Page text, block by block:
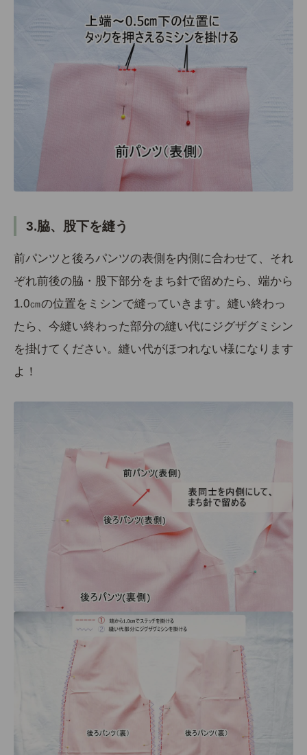
3.脇、股下を縫う
前パンツと後ろパンツの表側を内側に合わせて、それ
ぞれ前後の脇・股下部分をまち針で留めたら、端から
1.0㎝の位置をミシンで縫っていきます。縫い終わっ
たら、今縫い終わった部分の縫い代にジグザグミシン
を掛けてください。縫い代がほつれない様になります
よ！